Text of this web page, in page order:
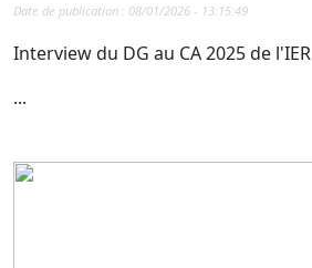
Date de publication : 08/01/2026 - 13:15:49
Interview du DG au CA 2025 de l'IER
...